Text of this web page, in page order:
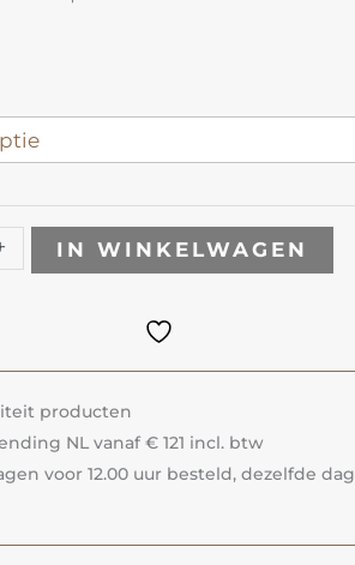
IN WINKELWAGEN
producten
NL vanaf € 121 incl. btw
voor 12.00 uur besteld, dezelfde dag